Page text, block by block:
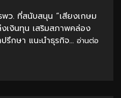
ว. ที่สนับสนุน “เสียงเกษม
งเงินทุน เสริมสภาพคล่อง
รึกษา แนะนำธุรกิจ... อ่านต่อ